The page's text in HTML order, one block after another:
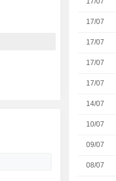
17/07
17/07
17/07
17/07
14/07
10/07
09/07
08/07